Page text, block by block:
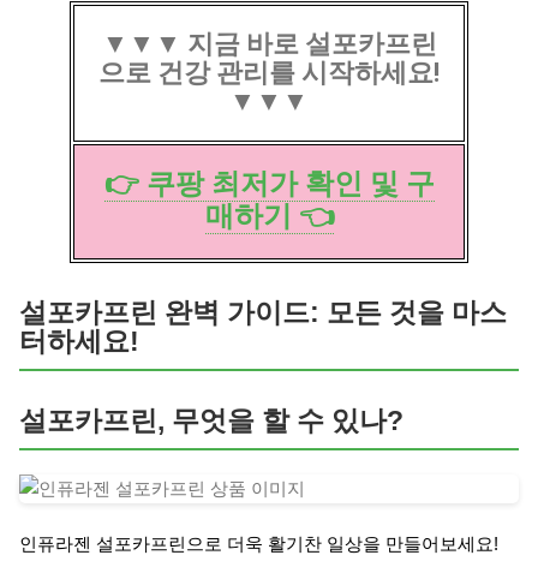
▼▼▼ 지금 바로 설포카프린
으로 건강 관리를 시작하세요!
▼▼▼
👉 쿠팡 최저가 확인 및 구
매하기 👈
설포카프린 완벽 가이드: 모든 것을 마스
터하세요!
설포카프린, 무엇을 할 수 있나?
인퓨라젠 설포카프린으로 더욱 활기찬 일상을 만들어보세요!